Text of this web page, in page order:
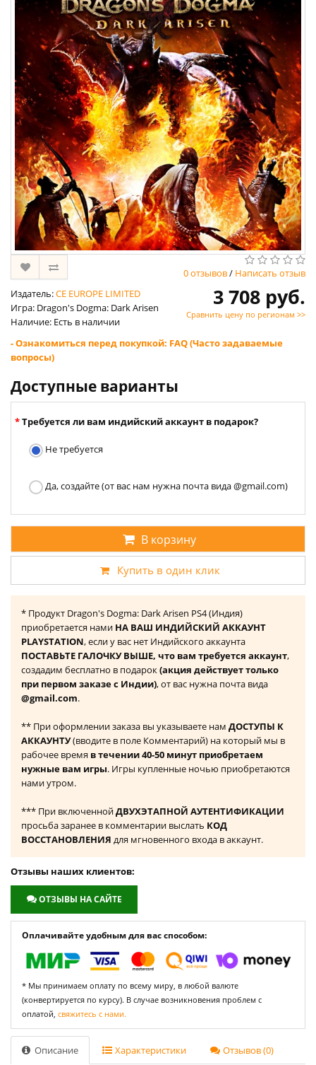
0 отзывов/ Написать отзыв
Издатель:CE EUROPE LIMITED
Игра: Dragon's Dogma: Dark Arisen
Наличие: Есть в наличии
3 708 руб.
Сравнить цену по регионам >>
- Ознакомиться перед покупкой: FAQ (Часто задаваемые
вопросы)
Доступные варианты
Требуется ли вам индийский аккаунт в подарок?
Не требуется
Да, создайте (от вас нам нужна почта вида @gmail.com)
В корзину
Купить в один клик
* Продукт Dragon's Dogma: Dark Arisen PS4 (Индия)
приобретается нами НА ВАШ ИНДИЙСКИЙ АККАУНТ
PLAYSTATION, если у вас нет Индийского аккаунта
ПОСТАВЬТЕ ГАЛОЧКУ ВЫШЕ, что вам требуется аккаунт,
создадим бесплатно в подарок(акция действует только
при первом заказе с Индии), от вас нужна почта вида
@gmail.com.
** При оформлении заказа вы указываете нам ДОСТУПЫ К
АККАУНТУ(вводите в поле Комментарий) на который мы в
рабочее время в течении 40-50 минут приобретаем
нужные вам игры. Игры купленные ночью приобретаются
нами утром.
*** При включеннойДВУХЭТАПНОЙ АУТЕНТИФИКАЦИИ
просьба заранее в комментарии выслать КОД
ВОССТАНОВЛЕНИЯ для мгновенного входа в аккаунт.
Отзывы наших клиентов:
ОТЗЫВЫ НА САЙТЕ
Оплачивайте удобным для вас способом:
* Мы принимаем оплату по всему миру, в любой валюте
(конвертируется по курсу). В случае возникновения проблем с
оплатой, свяжитесь с нами.
Описание Характеристики Отзывов (0)